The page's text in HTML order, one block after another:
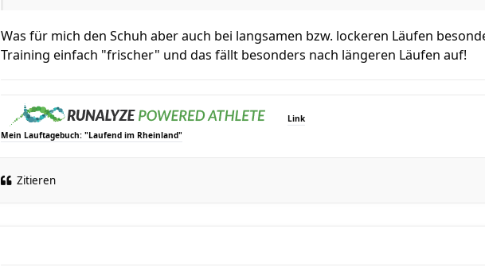
Was für mich den Schuh aber auch bei langsamen bzw. lockeren Läufen
Training einfach "frischer" und das fällt besonders nach längeren Läufen auf!
Link
Mein Lauftagebuch: "Laufend im Rheinland"
Zitieren